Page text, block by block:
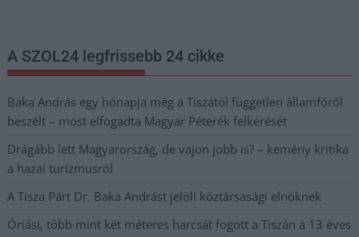
A SZOL24 legfrissebb 24 cikke
Baka András egy hónapja még a Tiszától független államfőről
beszélt – most elfogadta Magyar Péterék felkérését
Drágább lett Magyarország, de vajon jobb is? – kemény kritika
a hazai turizmusról
A Tisza Párt Dr. Baka Andrást jelöli köztársasági elnöknek
Óriási, több mint két méteres harcsát fogott a Tiszán a 13 éves